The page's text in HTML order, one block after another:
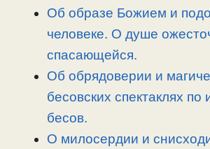
Об образе Божием и
человеке. О душе
спасающейся.
Об обрядоверии и
бесовских спектаклях по
бесов.
О милосердии и